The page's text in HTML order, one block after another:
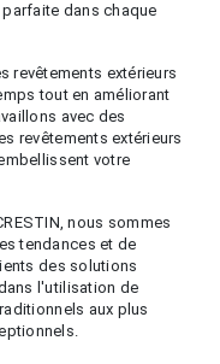
dans chaque
revêtements extérieurs
tout en améliorant
avec des
revêtements extérieurs
votre
nous sommes
tendances et de
des solutions
l'utilisation de
aux plus